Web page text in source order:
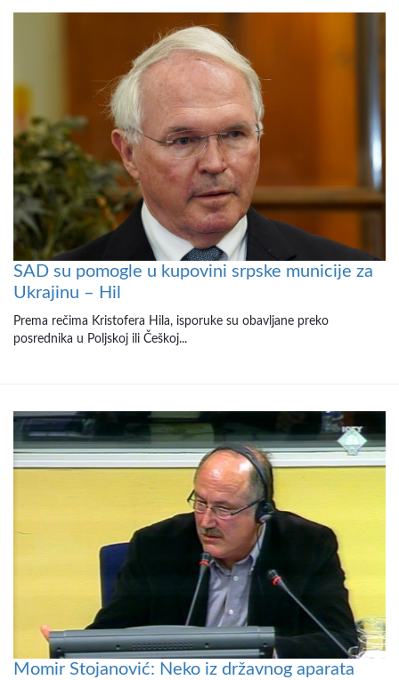
SAD su pomogle u kupovini srpske municije za
Ukrajinu – Hil
Prema rečima Kristofera Hila, isporuke su obavljane preko
posrednika u Poljskoj ili Češkoj...
Momir Stojanović: Neko iz državnog aparata